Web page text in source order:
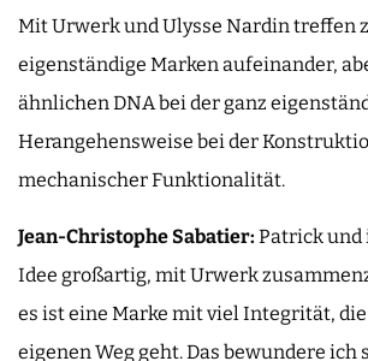
Mit Urwerk und Ulysse Nardin treffen
eigenständige Marken aufeinander,
ähnlichen DNA bei der ganz
Herangehensweise bei der
mechanischer Funktionalität.
Jean-Christophe Sabatier: Patrick und
Idee großartig, mit Urwerk
es ist eine Marke mit viel Integrität,
eigenen Weg geht. Das bewundere ich